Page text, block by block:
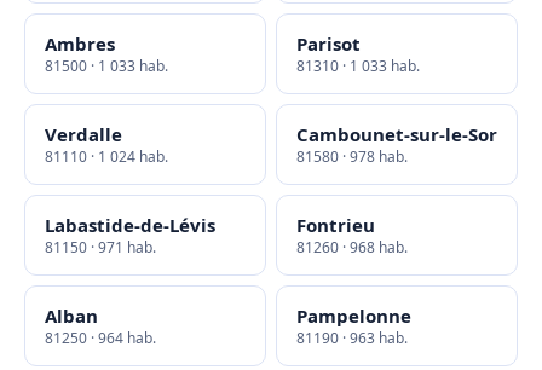
Ambres
81500 · 1 033 hab.
Parisot
81310 · 1 033 hab.
Verdalle
81110 · 1 024 hab.
Cambounet-sur-le-Sor
81580 · 978 hab.
Labastide-de-Lévis
81150 · 971 hab.
Fontrieu
81260 · 968 hab.
Alban
81250 · 964 hab.
Pampelonne
81190 · 963 hab.